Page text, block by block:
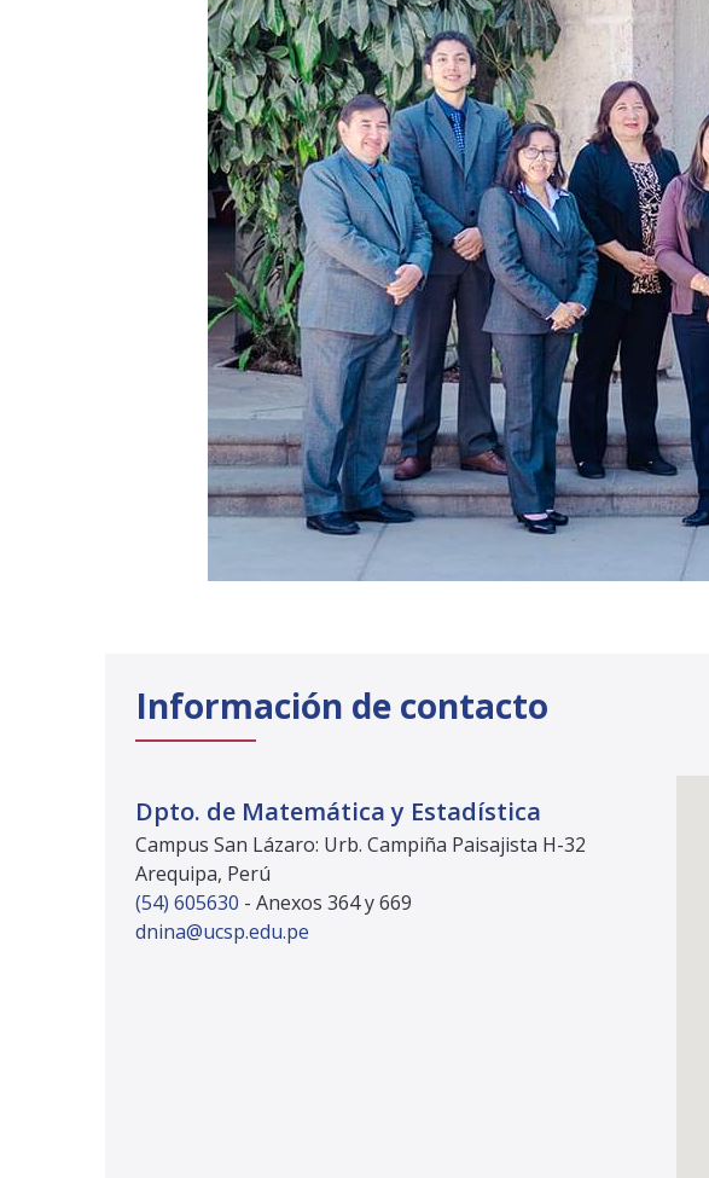
Información de contacto
Dpto. de Matemática y Estadística
Campus San Lázaro: Urb. Campiña Paisajista H-32
Arequipa, Perú
(54) 605630 - Anexos 364 y 669
dnina@ucsp.edu.pe